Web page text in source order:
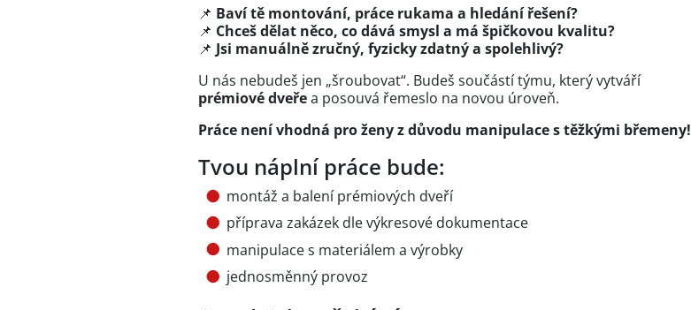
📌 Baví tě montování, práce rukama a hledání řešení?
📌 Chceš dělat něco, co dává smysl a má špičkovou kvalitu?
📌 Jsi manuálně zručný, fyzicky zdatný a spolehlivý?
U nás nebudeš jen „šroubovat“. Budeš součástí týmu, který vytváří
prémiové dveřea posouvá řemeslo na novou úroveň.
Práce není vhodná pro ženy z důvodu manipulace s těžkými břemeny!
Tvou náplní práce bude:
montáž a balení prémiových dveří
příprava zakázek dle výkresové dokumentace
manipulace s materiálem a výrobky
jednosměnný provoz